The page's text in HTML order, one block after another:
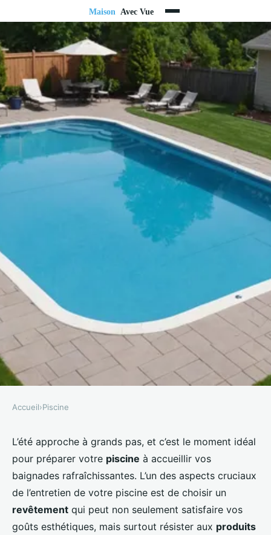
Comment choisir un revêtement
de piscine qui résiste aux
produits chimiques?
Lisa•7 octobre 2024•7 min de lecture
Accueil›Piscine
L’été approche à grands pas, et c’est le moment idéal
pour préparer votre piscine à accueillir vos
baignades rafraîchissantes. L’un des aspects cruciaux
de l’entretien de votre piscine est de choisir un
revêtement qui peut non seulement satisfaire vos
goûts esthétiques, mais surtout résister aux produits